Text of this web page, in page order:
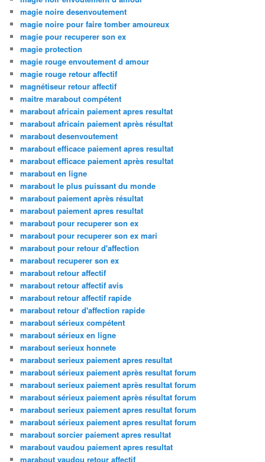
magie noire desenvoutement
magie noire pour faire tomber amoureux
magie pour recuperer son ex
magie protection
magie rouge envoutement d amour
magie rouge retour affectif
magnétiseur retour affectif
maitre marabout compétent
marabout africain paiement apres resultat
marabout africain paiement après résultat
marabout desenvoutement
marabout efficace paiement apres resultat
marabout efficace paiement après resultat
marabout en ligne
marabout le plus puissant du monde
marabout paiement après résultat
marabout paiement apres resultat
marabout pour recuperer son ex
marabout pour recuperer son ex mari
marabout pour retour d'affection
marabout recuperer son ex
marabout retour affectif
marabout retour affectif avis
marabout retour affectif rapide
marabout retour d'affection rapide
marabout sérieux compétent
marabout sérieux en ligne
marabout serieux honnete
marabout serieux paiement apres resultat
marabout sérieux paiement après resultat forum
marabout serieux paiement après resultat forum
marabout sérieux paiement après résultat forum
marabout serieux paiement apres resultat forum
marabout sérieux paiement apres resultat forum
marabout sorcier paiement apres resultat
marabout vaudou paiement apres resultat
marabout vaudou retour affectif